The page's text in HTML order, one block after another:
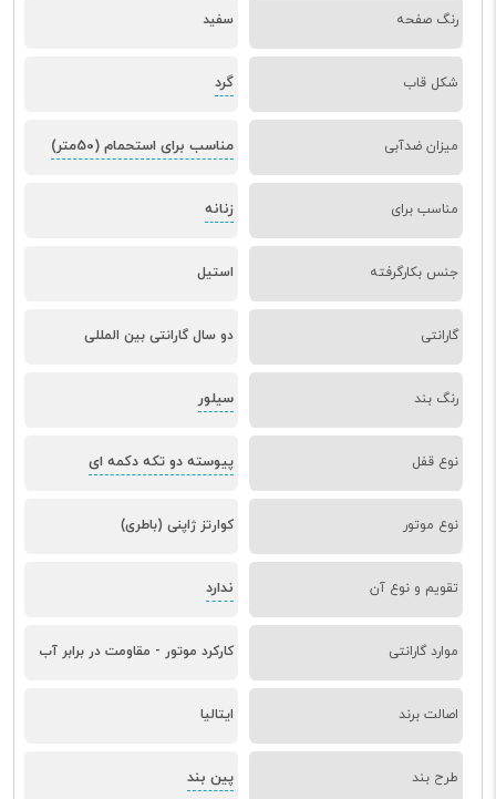
رنگ صفحه سفید
شکل قاب گرد
میزان ضدآبی مناسب برای استحمام (50متر)
مناسب برای زنانه
جنس بکارگرفته استیل
گارانتی دو سال گارانتی بین المللی
رنگ بند سیلور
نوع قفل پیوسته دو تکه دکمه ای
نوع موتور کوارتز ژاپنی (باطری)
تقویم و نوع آن ندارد
موارد گارانتی کارکرد موتور - مقاومت در برابر آب
اصالت برند ایتالیا
طرح بند پین بند